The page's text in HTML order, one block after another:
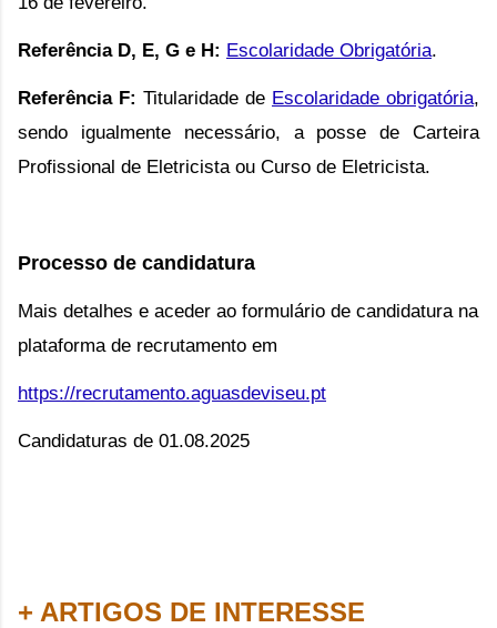
Referência D, E, G e H: Escolaridade Obrigatória.
Referência F: Titularidade de Escolaridade obrigatória,
sendo igualmente necessário, a posse de Carteira
Profissional de Eletricista ou Curso de Eletricista.
Processo de candidatura
Mais detalhes e aceder ao formulário de candidatura na
plataforma de recrutamento em
https://recrutamento.aguasdeviseu.pt
Candidaturas de 01.08.2025
+ ARTIGOS DE INTERESSE